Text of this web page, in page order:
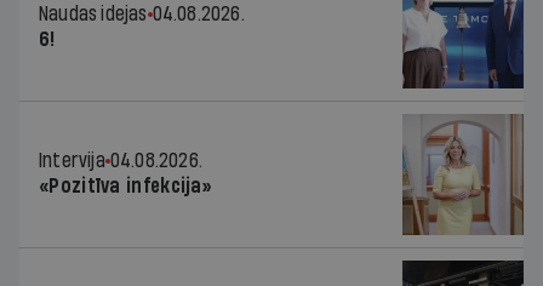
Naudas idejas 04.08.2026.
6!
Intervija 04.08.2026.
«Pozitīva infekcija»